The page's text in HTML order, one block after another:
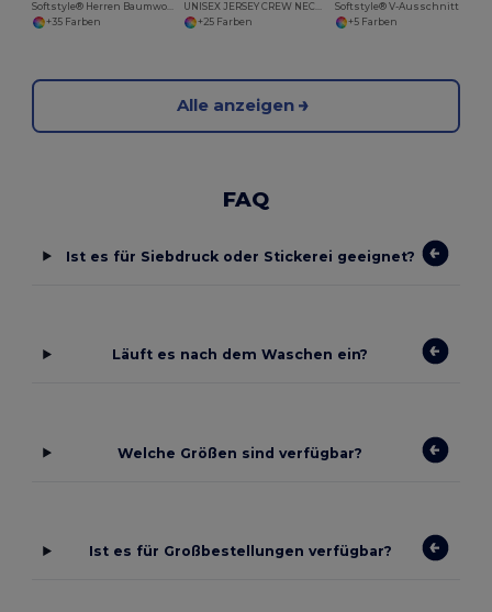
+35 Farben
+25 Farben
+5 Farben
Alle anzeigen
FAQ
Ist es für Siebdruck oder Stickerei geeignet?
Läuft es nach dem Waschen ein?
Welche Größen sind verfügbar?
Ist es für Großbestellungen verfügbar?